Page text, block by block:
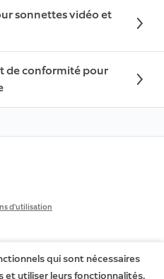
sonnettes vidéo et
de conformité pour
d'utilisation
qui sont nécessaires
et utiliser leurs fonctionnalités.